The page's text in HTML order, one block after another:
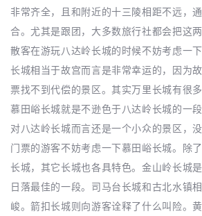
非常齐全，且和附近的十三陵相距不远，
合。尤其是跟团，大多数旅行社都会把这
散客在游玩八达岭长城的时候不妨考虑一
长城相当于故宫而言是非常幸运的，因为
票找不到代偿的景区。其实万里长城有很
慕田峪长城就是不逊色于八达岭长城的一
对八达岭长城而言还是一个小众的景区，
门票的游客不妨考虑一下慕田峪长城。除
长城，其它长城也各具特色。金山岭长城
日落最佳的一段。司马台长城和古北水镇
峻。箭扣长城则向游客诠释了什么叫险。